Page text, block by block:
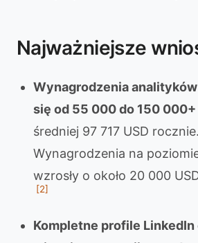
Najważniejsze
Wynagrodzenia
się od 55 000 do 150 000+
średniej 97 717 USD rocznie.
Wynagrodzenia na
wzrosły o około 20 000
[2]
Kompletne profile